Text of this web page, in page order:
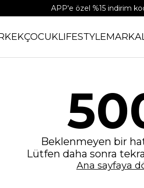
APP'e özel %15 indirim
ÇOCUKLIFESTYLE
Beklenmeyen bir
Lütfen daha sonra
Ana sayfaya